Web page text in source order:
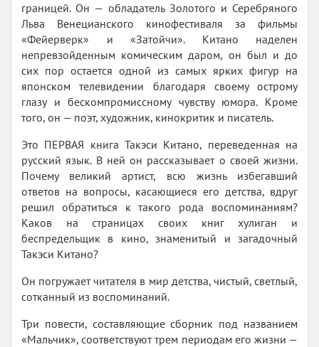
границей. Он — обладатель Золотого и Серебряного
Льва Венецианского кинофестиваля за фильмы
«Фейерверк» и «Затойчи». Китано наделен
непревзойденным комическим даром, он был и до
сих пор остается одной из самых ярких фигур на
японском телевидении благодаря своему острому
глазу и бескомпромиссному чувству юмора. Кроме
того, он — поэт, художник, кинокритик и писатель.
Это ПЕРВАЯ книга Такэси Китано, переведенная на
русский язык. В ней он рассказывает о своей жизни.
Почему великий артист, всю жизнь избегавший
ответов на вопросы, касающиеся его детства, вдруг
решил обратиться к такого рода воспоминаниям?
Каков на страницах своих книг хулиган и
беспредельщик в кино, знаменитый и загадочный
Такэси Китано?
Он погружает читателя в мир детства, чистый, светлый,
сотканный из воспоминаний.
Три повести, составляющие сборник под названием
«Мальчик», соответствуют трем периодам его жизни —